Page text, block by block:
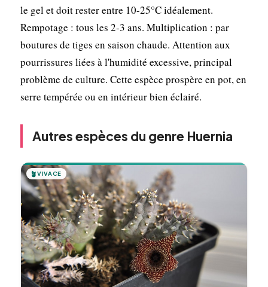
le gel et doit rester entre 10-25°C idéalement.
Rempotage : tous les 2-3 ans. Multiplication : par
boutures de tiges en saison chaude. Attention aux
pourrissures liées à l'humidité excessive, principal
problème de culture. Cette espèce prospère en pot, en
serre tempérée ou en intérieur bien éclairé.
Autres espèces du genre Huernia
🪴VIVACE